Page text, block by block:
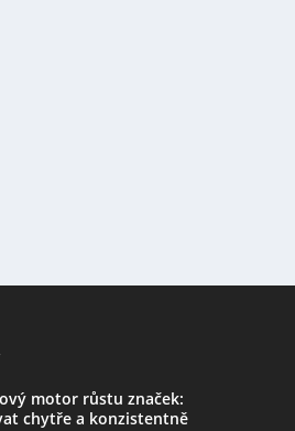
motor růstu značek:
chytře a konzistentně